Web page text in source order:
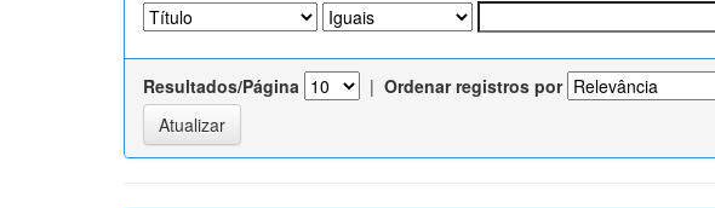
Resultados/Página | Ordenar registros por